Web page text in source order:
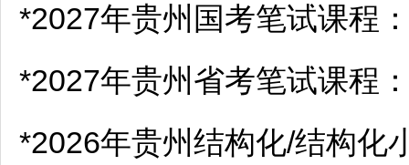
*2027年贵州国考笔试课程
*2027年贵州省考笔试课程
*2026年贵州结构化/结构化